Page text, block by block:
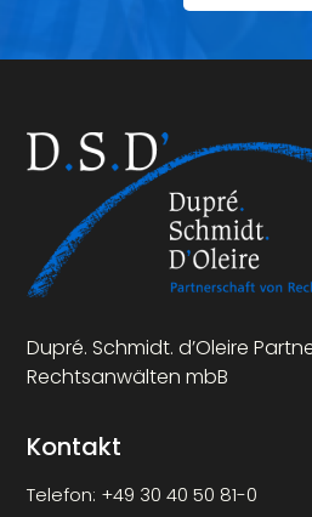
Dupré. Schmidt. d’Oleire
Rechtsanwälten mbB
Kontakt
Telefon: +49 30 40 50 81-0